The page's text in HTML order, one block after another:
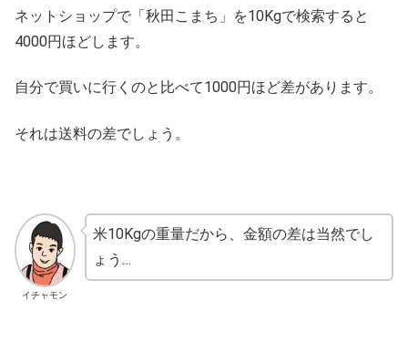
ネットショップで「秋田こまち」を10Kgで検索すると
4000円ほどします。
自分で買いに行くのと比べて1000円ほど差があります。
それは送料の差でしょう。
イチャモン
米10Kgの重量だから、金額の差は当然でし
ょう…